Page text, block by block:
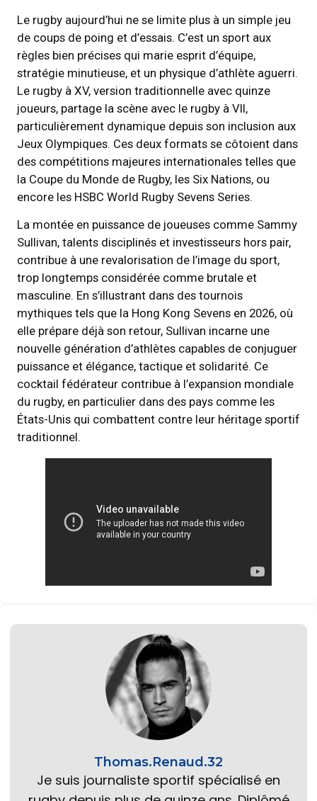
Le rugby aujourd’hui ne se limite plus à un simple jeu
de coups de poing et d’essais. C’est un sport aux
règles bien précises qui marie esprit d’équipe,
stratégie minutieuse, et un physique d’athlète aguerri.
Le rugby à XV, version traditionnelle avec quinze
joueurs, partage la scène avec le rugby à VII,
particulièrement dynamique depuis son inclusion aux
Jeux Olympiques. Ces deux formats se côtoient dans
des compétitions majeures internationales telles que
la Coupe du Monde de Rugby, les Six Nations, ou
encore les HSBC World Rugby Sevens Series.
La montée en puissance de joueuses comme Sammy
Sullivan, talents disciplinés et investisseurs hors pair,
contribue à une revalorisation de l’image du sport,
trop longtemps considérée comme brutale et
masculine. En s’illustrant dans des tournois
mythiques tels que la Hong Kong Sevens en 2026, où
elle prépare déjà son retour, Sullivan incarne une
nouvelle génération d’athlètes capables de conjuguer
puissance et élégance, tactique et solidarité. Ce
cocktail fédérateur contribue à l’expansion mondiale
du rugby, en particulier dans des pays comme les
États-Unis qui combattent contre leur héritage sportif
traditionnel.
Thomas.Renaud.32
Je suis journaliste sportif spécialisé en